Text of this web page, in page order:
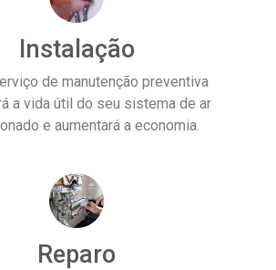
Instalação
de manutenção preventiva
a vida útil do seu sistema de ar
e aumentará a economia.
Reparo